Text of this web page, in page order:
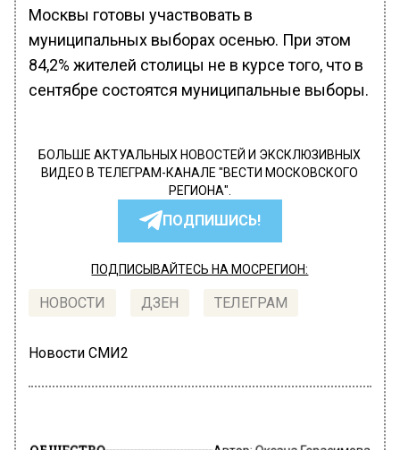
Москвы готовы участвовать в
муниципальных выборах осенью. При этом
84,2% жителей столицы не в курсе того, что в
сентябре состоятся муниципальные выборы.
БОЛЬШЕ АКТУАЛЬНЫХ НОВОСТЕЙ И ЭКСКЛЮЗИВНЫХ
ВИДЕО В ТЕЛЕГРАМ-КАНАЛЕ "ВЕСТИ МОСКОВСКОГО
РЕГИОНА".
ПОДПИШИСЬ!
ПОДПИСЫВАЙТЕСЬ НА МОСРЕГИОН:
НОВОСТИ ДЗЕН ТЕЛЕГРАМ
Новости СМИ2
ОБЩЕСТВО Автор: Оксана Герасимова